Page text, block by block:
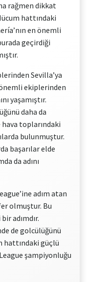
rağmen dikkat
hattındaki
en önemli
geçirdiği
Sevilla’ya
ekiplerinden
yaşamıştır.
daha da
toplarındaki
bulunmuştur.
başarılar elde
da adını
adım atan
olmuştur. Bu
adımdır.
de golcülüğünü
hattındaki güçlü
şampiyonluğu